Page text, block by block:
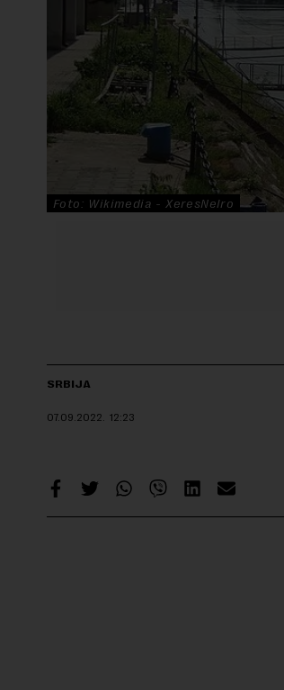
Foto: Wikimedia - XeresNelro
SRBIJA
07.09.2022. 12:23